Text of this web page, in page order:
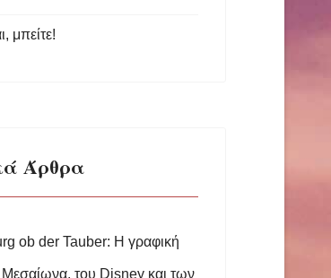
μπείτε!
Άρθρα
ob der Tauber: Η γραφική
του Disney και των